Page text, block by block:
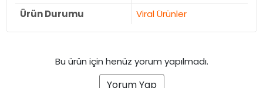
Ürün Durumu
Viral Ürünler
Bu ürün için henüz yorum yapılmadı.
Yorum Yap